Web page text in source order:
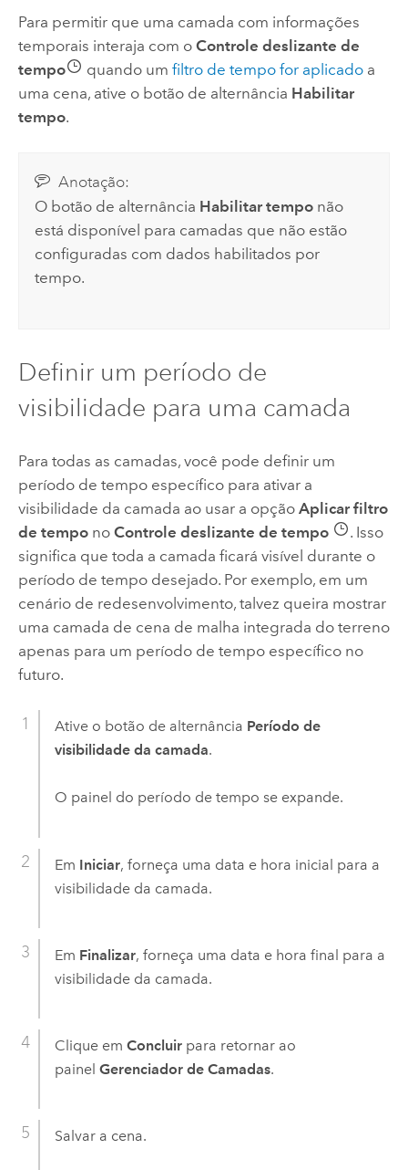
Para permitir que uma camada com informações
temporais interaja com o Controle deslizante de
tempo
quando um filtro de tempo for aplicadoa
uma cena, ative o botão de alternância Habilitar
tempo.
Anotação:
O botão de alternância Habilitar tempo não
está disponível para camadas que não estão
configuradas com dados habilitados por
tempo.
Definir um período de
visibilidade para uma camada
Para todas as camadas, você pode definir um
período de tempo específico para ativar a
visibilidade da camada ao usar a opção Aplicar filtro
de tempono Controle deslizante de tempo
. Isso
significa que toda a camada ficará visível durante o
período de tempo desejado. Por exemplo, em um
cenário de redesenvolvimento, talvez queira mostrar
uma camada de cena de malha integrada do terreno
apenas para um período de tempo específico no
futuro.
Ative o botão de alternância Período de
visibilidade da camada.
O painel do período de tempo se expande.
Em Iniciar, forneça uma data e hora inicial para a
visibilidade da camada.
Em Finalizar, forneça uma data e hora final para a
visibilidade da camada.
Clique em Concluirpara retornar ao
painel Gerenciador de Camadas.
Salvar a cena.